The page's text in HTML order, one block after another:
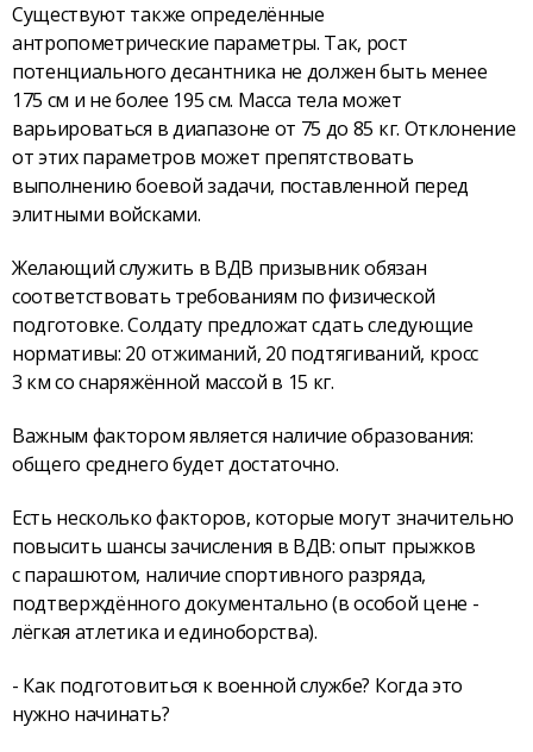
Существуют также определённые
антропометрические параметры. Так, рост
потенциального десантника не должен быть менее
175 см и не более 195 см. Масса тела может
варьироваться в диапазоне от 75 до 85 кг. Отклонение
от этих параметров может препятствовать
выполнению боевой задачи, поставленной перед
элитными войсками.
Желающий служить в ВДВ призывник обязан
соответствовать требованиям по физической
подготовке. Солдату предложат сдать следующие
нормативы: 20 отжиманий, 20 подтягиваний, кросс
3 км со снаряжённой массой в 15 кг.
Важным фактором является наличие образования:
общего среднего будет достаточно.
Есть несколько факторов, которые могут значительно
повысить шансы зачисления в ВДВ: опыт прыжков
с парашютом, наличие спортивного разряда,
подтверждённого документально (в особой цене -
лёгкая атлетика и единоборства).
- Как подготовиться к военной службе? Когда это
нужно начинать?